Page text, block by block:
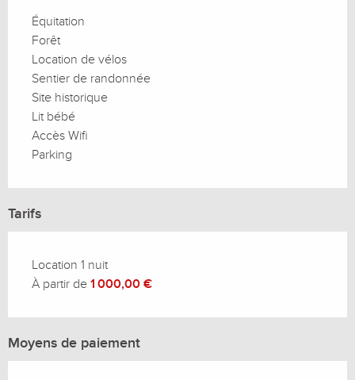
Équitation
Forêt
Location de vélos
Sentier de randonnée
Site historique
Lit bébé
Accès Wifi
Parking
Tarifs
Location 1 nuit
À partir de 1 000,00 €
Moyens de paiement